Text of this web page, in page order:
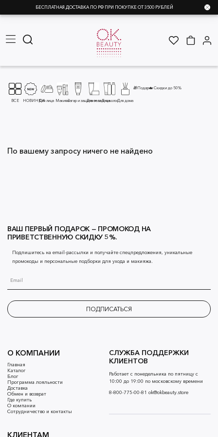
БЕСПЛАТНАЯ ДОСТАВКА ПО РФ ПРИ ПОКУПКЕ ОТ 3500 РУБЛЕЙ
ВСЕ НОВИНКИДля лица МакияжЗагар и защита от солнца
Для телаДля волосДля дома
🎁Подарки🔥 Скидки до 50%
По вашему запросу ничего не найдено
О КОМПАНИИ
Главная
Каталог
Блог
Программа лояльности
Доставка
Обмен и возврат
Где купить
О компании
Сотрудничество и контакты
КЛИЕНТАМ
СЛУЖБА ПОДДЕРЖКИ
КЛИЕНТОВ
Работает с понедельника по пятницу с
10:00 до 19:00 по московскому времени
8-800-775-00-81 ok@okbeauty.store
ВАШ ПЕРВЫЙ ПОДАРОК — ПРОМОКОД НА
ПРИВЕТСТВЕННУЮ СКИДКУ 5%.
Подпишитесь на email-рассылки и получайте спецпредложения, уникальные
промокоды и персональные подборки для ухода и макияжа.
ПОДПИСАТЬСЯ